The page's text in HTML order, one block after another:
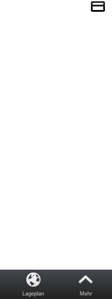
Lageplan Mehr